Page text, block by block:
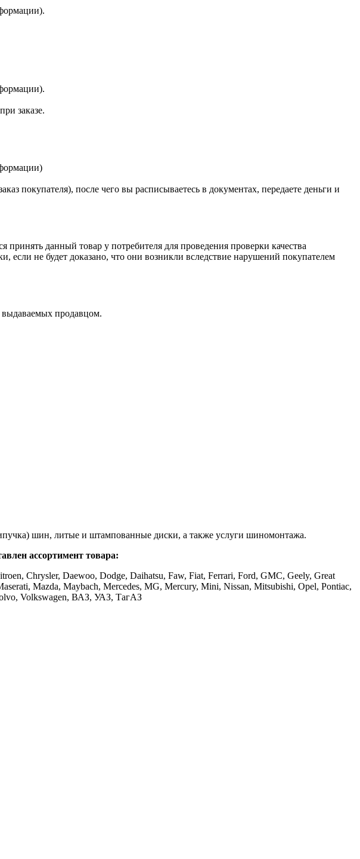
заказе.
покупателя), после чего вы расписываетесь в документах, передаете деньги и
принять данный товар у потребителя для проведения проверки качества
если не будет доказано, что они возникли вследствие нарушений покупателем
выдаваемых продавцом.
шин, литые и штампованные диски, а также услуги шиномонтажа.
ассортимент товара:
Chrysler, Daewoo, Dodge, Daihatsu, Faw, Fiat, Ferrari, Ford, GMC, Geely, Great
Mazda, Maybach, Mercedes, MG, Mercury, Mini, Nissan, Mitsubishi, Opel, Pontiac,
Volkswagen, ВАЗ, УАЗ, ТагАЗ